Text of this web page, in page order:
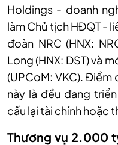
Holdings - doanh
làm Chủ tịch HĐQT -
đoàn NRC (HNX:
Long (HNX: DST) và
(UPCoM: VKC).
này là đều đang
cấu lại tài chính hoặc
Thương vụ 2.000